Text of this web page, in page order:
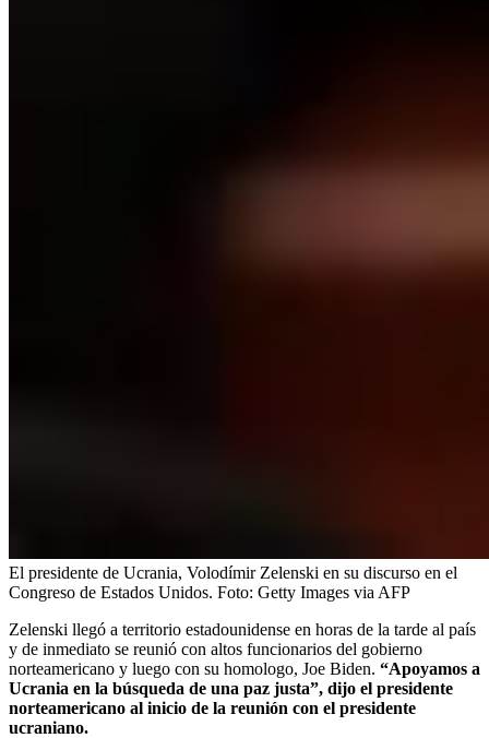
El presidente de Ucrania, Volodímir Zelenski en su discurso en el
Congreso de Estados Unidos. Foto: Getty Images via AFP
Zelenski llegó a territorio estadounidense en horas de la tarde al país
y de inmediato se reunió con altos funcionarios del gobierno
norteamericano y luego con su homologo, Joe Biden. “Apoyamos a
Ucrania en la búsqueda de una paz justa”, dijo el presidente
norteamericano al inicio de la reunión con el presidente
ucraniano.